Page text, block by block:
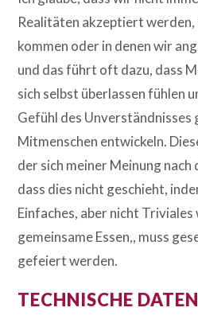
Realitäten akzeptiert werden,
kommen oder in denen wir
und das führt oft dazu, dass
sich selbst überlassen fühlen
Gefühl des Unverständnisses
Mitmenschen entwickeln.
der sich meiner Meinung
dass dies nicht geschieht,
Einfaches, aber nicht Triviales
gemeinsame Essen,, muss
gefeiert werden.
TECHNISCHE DATEN